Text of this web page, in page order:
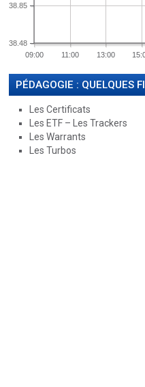
09:00 11:00 13:00
38.48
38.85
PÉDAGOGIE : QUELQUES
Les Certificats
Les ETF – Les Trackers
Les Warrants
Les Turbos